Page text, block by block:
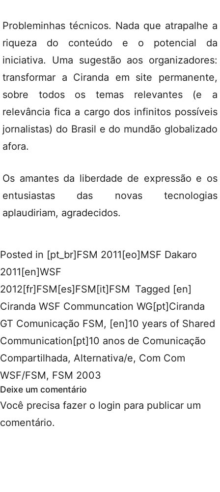
Probleminhas técnicos. Nada que atrapalhe a
riqueza do conteúdo e o potencial da
iniciativa. Uma sugestão aos organizadores:
transformar a Ciranda em site permanente,
sobre todos os temas relevantes (e a
relevância fica a cargo dos infinitos possíveis
jornalistas) do Brasil e do mundão globalizado
afora.
Os amantes da liberdade de expressão e os
entusiastas das novas tecnologias
aplaudiriam, agradecidos.
Posted in [pt_br]FSM 2011[eo]MSF Dakaro
2011[en]WSF
2012[fr]FSM[es]FSM[it]FSM Tagged [en]
Ciranda WSF Communcation WG[pt]Ciranda
GT Comunicação FSM, [en]10 years of Shared
Communication[pt]10 anos de Comunicação
Compartilhada, Alternativa/e, Com Com
WSF/FSM, FSM 2003
Deixe um comentário
Você precisa fazer o login para publicar um
comentário.